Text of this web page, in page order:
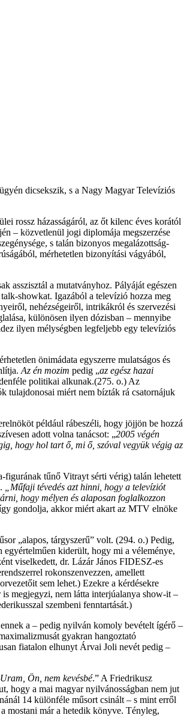
dicsekszik, s a Nagy MagyarTelevíziós
rossz házasságáról, az őt kilenc éves korától
– közvetlenül jogi diplomája megszerzése
, s talán bizonyos megalázottság-
, mérhetetlen bizonyítási vágyából,
asszisztál a mutatványhoz. Pályáját egészen
showkat. Igazából a televízió hozza meg
nehézségeiről, intrikákról és szervezési
különösen ilyen dózisban – mennyibe
ilyen mélységben legfeljebb egy televíziós
önimádata egyszerre mulatságos és
Az én mozim pedig „az egész hazai
politikai alkunak.(275. o.) Az
tulajdonosai miért nem bízták rá csatornájuk
például rábeszéli, hogy jöjjön be hozzá
adott volna tanácsot: „2005 végén
hogy hol tart ő, mi ő, szóval vegyük végig az
tűnő Vitrayt sérti vérig) talán lehetett
„Műfaji tévedés azt hinni, hogy a televíziót
hogy mélyen és alaposan foglalkozzon
gondolja, akkor miért akart az MTV elnöke
„alapos, tárgyszerű” volt. (294. o.) Pedig,
egyértelműen kiderült, hogy mi a véleménye,
viselkedett, dr. Lázár János FIDESZ-es
rokonszenvezzen, amellett
sem lehet.) Ezekre a kérdésekre
megjegyzi, nem látta interjúalanya show-it –
szembeni fenntartását.)
a – pedig nyilván komoly bevételt ígérő –
gyakran hangoztató
fiatalon elhunyt Árvai Joli nevét pedig –
Ön, nem kevésbé.” A Friedrikusz
hogy a mai magyar nyilvánosságban nem jut
14 különféle műsort csinált – s mint erről
mostani már a hetedik könyve. Tényleg,